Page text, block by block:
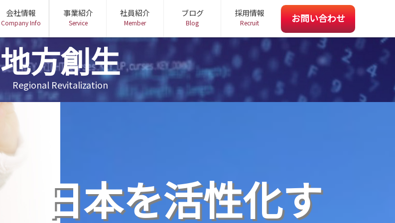
会社情報
Company Info
会社概要
ミッション・経営理念
役員紹介
事業紹介
Service
DX・BPR事業
ビジネスエンジニアリング事業
地方創生
社員紹介
Member
ブログ
Blog
採用情報
Recruit お問い合わせ
ビジネスパートナー募集
受託開発 お問い合わせ
お問い合わせ
地方創生
Regional Revitalization
日本を活性化す